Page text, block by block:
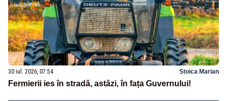
30 iul. 2026, 07:54 Stoica Marian
Fermierii ies în stradă, astăzi, în fața Guvernului!